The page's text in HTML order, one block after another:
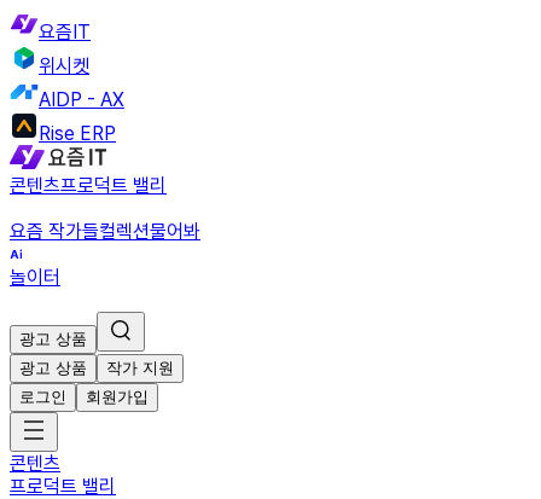
요즘IT
위시켓
AIDP - AX
Rise ERP
콘텐츠프로덕트 밸리
요즘 작가들컬렉션물어봐
놀이터
광고 상품
광고 상품
작가 지원
로그인
회원가입
콘텐츠
프로덕트 밸리